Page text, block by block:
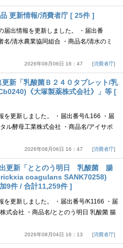
更新情報/消費者庁 [ 25件 ]
届出情報を更新しました。 ・届出番
/清水農業協同組合 ・商品名/清水のミ
2026年08月06日 16：47 消費者庁
新「乳酸菌Ｂ２４０タブレット/乳
《大塚製薬株式会社》」等 [
を更新しました。 ・届出番号/L166 ・届
ル酵母工業株式会社 ・商品名/アイサポ
2026年08月06日 16：47 消費者庁
更新「ととのう明日 乳酸菌 腸
coagulans SANK70258)
9件 / 合計11,259件 ]
を更新しました。 ・届出番号/K1166 ・届
式会社 ・商品名/ととのう明日 乳酸菌 腸
2026年08月04日 16：13 消費者庁